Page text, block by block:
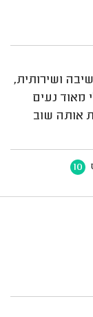
ושירותית,
מאוד נעים
אותה שוב
10